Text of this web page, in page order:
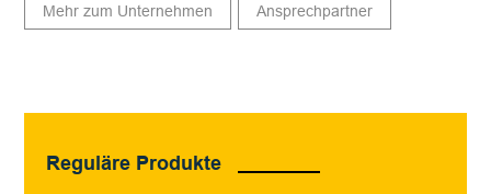
Mehr zum Unternehmen Ansprechpartner
Reguläre Produkte